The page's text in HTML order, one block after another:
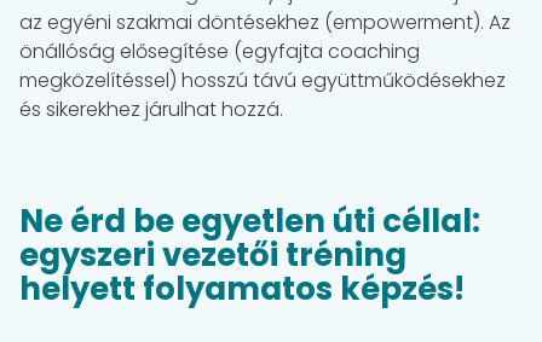
az egyéni szakmai döntésekhez (empowerment). Az
önállóság elősegítése (egyfajta coaching
megközelítéssel) hosszú távú együttműködésekhez
és sikerekhez járulhat hozzá.
Ne érd be egyetlen úti céllal:
egyszeri vezetői tréning
helyett folyamatos képzés!